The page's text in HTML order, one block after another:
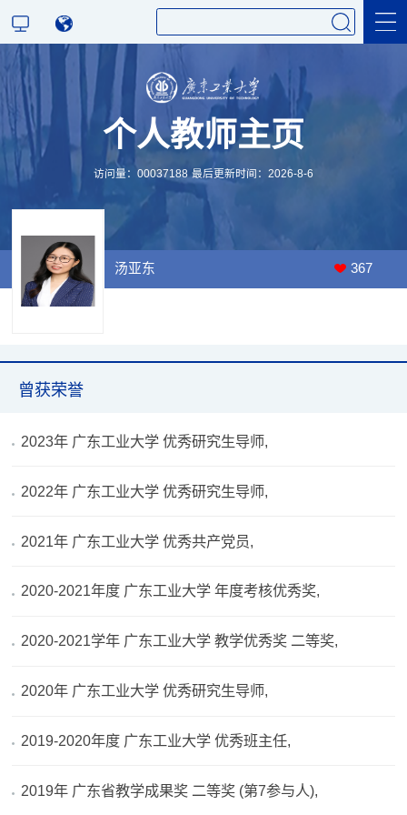
科学研究
教学研究
个人教师主页
访问量： 00037188 最后更新时间： 2026-8-6
汤亚东 367
曾获荣誉
2023年 广东工业大学 优秀研究生导师,
2022年 广东工业大学 优秀研究生导师,
2021年 广东工业大学 优秀共产党员,
2020-2021年度 广东工业大学 年度考核优秀奖,
2020-2021学年 广东工业大学 教学优秀奖 二等奖,
2020年 广东工业大学 优秀研究生导师,
2019-2020年度 广东工业大学 优秀班主任,
2019年 广东省教学成果奖 二等奖 (第7参与人),